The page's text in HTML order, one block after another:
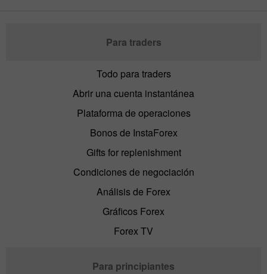
Para traders
Todo para traders
Abrir una cuenta instantánea
Plataforma de operaciones
Bonos de InstaForex
Gifts for replenishment
Condiciones de negociación
Análisis de Forex
Gráficos Forex
Forex TV
Para principiantes